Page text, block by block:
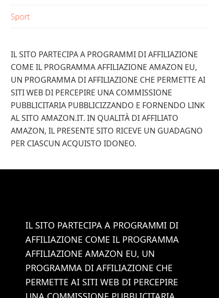
Sport
IL SITO PARTECIPA A PROGRAMMI DI AFFILIAZIONE
COME IL PROGRAMMA AFFILIAZIONE AMAZON EU,
UN PROGRAMMA DI AFFILIAZIONE CHE PERMETTE AI
SITI WEB DI PERCEPIRE UNA COMMISSIONE
PUBBLICITARIA PUBBLICIZZANDO E FORNENDO LINK
AL SITO AMAZON.IT. IN QUALITÀ DI AFFILIATO
AMAZON, IL PRESENTE SITO RICEVE UN GUADAGNO
PER CIASCUN ACQUISTO IDONEO.
IL SITO PARTECIPA A PROGRAMMI DI
AFFILIAZIONE COME IL PROGRAMMA
AFFILIAZIONE AMAZON EU, UN
PROGRAMMA DI AFFILIAZIONE CHE
PERMETTE AI SITI WEB DI PERCEPIRE